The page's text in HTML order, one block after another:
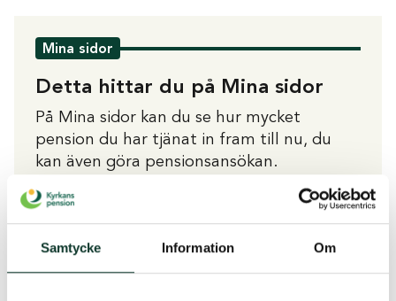
Samtycke Information Om
Mina sidor
Detta hittar du på Mina sidor
På Mina sidor kan du se hur mycket
pension du har tjänat in fram till nu, du
kan även göra pensionsansökan.